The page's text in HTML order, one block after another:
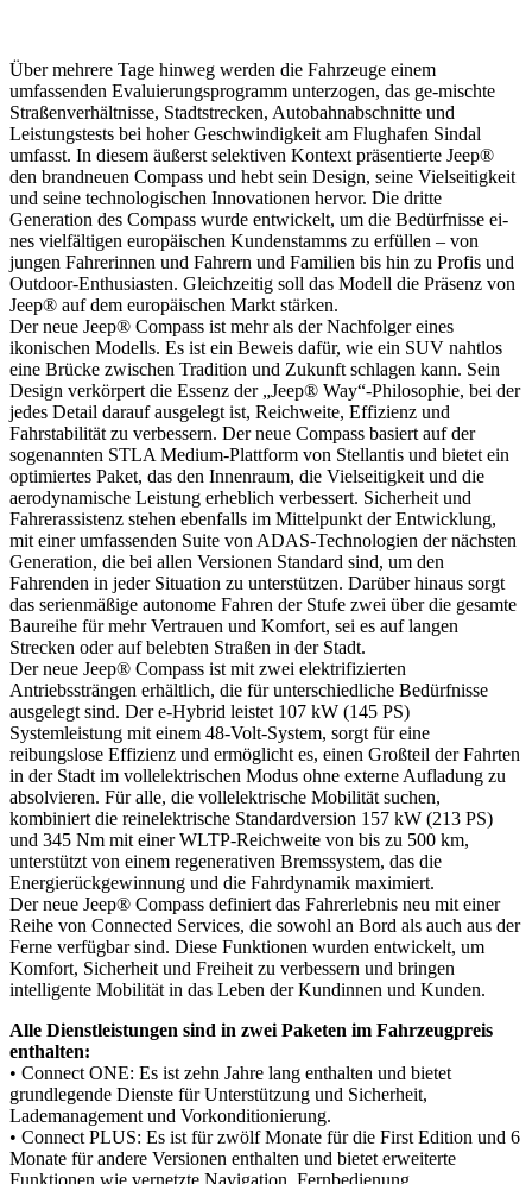
Über mehrere Tage hinweg werden die Fahrzeuge einem
umfassenden Evaluierungsprogramm unterzogen, das ge-mischte
Straßenverhältnisse, Stadtstrecken, Autobahnabschnitte und
Leistungstests bei hoher Geschwindigkeit am Flughafen Sindal
umfasst. In diesem äußerst selektiven Kontext präsentierte Jeep®
den brandneuen Compass und hebt sein Design, seine Vielseitigkeit
und seine technologischen Innovationen hervor. Die dritte
Generation des Compass wurde entwickelt, um die Bedürfnisse ei-
nes vielfältigen europäischen Kundenstamms zu erfüllen – von
jungen Fahrerinnen und Fahrern und Familien bis hin zu Profis und
Outdoor-Enthusiasten. Gleichzeitig soll das Modell die Präsenz von
Jeep® auf dem europäischen Markt stärken.
Der neue Jeep® Compass ist mehr als der Nachfolger eines
ikonischen Modells. Es ist ein Beweis dafür, wie ein SUV nahtlos
eine Brücke zwischen Tradition und Zukunft schlagen kann. Sein
Design verkörpert die Essenz der „Jeep® Way“-Philosophie, bei der
jedes Detail darauf ausgelegt ist, Reichweite, Effizienz und
Fahrstabilität zu verbessern. Der neue Compass basiert auf der
sogenannten STLA Medium-Plattform von Stellantis und bietet ein
optimiertes Paket, das den Innenraum, die Vielseitigkeit und die
aerodynamische Leistung erheblich verbessert. Sicherheit und
Fahrerassistenz stehen ebenfalls im Mittelpunkt der Entwicklung,
mit einer umfassenden Suite von ADAS-Technologien der nächsten
Generation, die bei allen Versionen Standard sind, um den
Fahrenden in jeder Situation zu unterstützen. Darüber hinaus sorgt
das serienmäßige autonome Fahren der Stufe zwei über die gesamte
Baureihe für mehr Vertrauen und Komfort, sei es auf langen
Strecken oder auf belebten Straßen in der Stadt.
Der neue Jeep® Compass ist mit zwei elektrifizierten
Antriebssträngen erhältlich, die für unterschiedliche Bedürfnisse
ausgelegt sind. Der e-Hybrid leistet 107 kW (145 PS)
Systemleistung mit einem 48-Volt-System, sorgt für eine
reibungslose Effizienz und ermöglicht es, einen Großteil der Fahrten
in der Stadt im vollelektrischen Modus ohne externe Aufladung zu
absolvieren. Für alle, die vollelektrische Mobilität suchen,
kombiniert die reinelektrische Standardversion 157 kW (213 PS)
und 345 Nm mit einer WLTP-Reichweite von bis zu 500 km,
unterstützt von einem regenerativen Bremssystem, das die
Energierückgewinnung und die Fahrdynamik maximiert.
Der neue Jeep® Compass definiert das Fahrerlebnis neu mit einer
Reihe von Connected Services, die sowohl an Bord als auch aus der
Ferne verfügbar sind. Diese Funktionen wurden entwickelt, um
Komfort, Sicherheit und Freiheit zu verbessern und bringen
intelligente Mobilität in das Leben der Kundinnen und Kunden.
Alle Dienstleistungen sind in zwei Paketen im Fahrzeugpreis
enthalten:
• Connect ONE: Es ist zehn Jahre lang enthalten und bietet
grundlegende Dienste für Unterstützung und Sicherheit,
Lademanagement und Vorkonditionierung.
• Connect PLUS: Es ist für zwölf Monate für die First Edition und 6
Monate für andere Versionen enthalten und bietet erweiterte
Funktionen wie vernetzte Navigation, Fernbedienung,